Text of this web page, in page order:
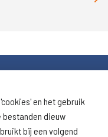
en het gebruik
bestanden dieuw
bij een volgend